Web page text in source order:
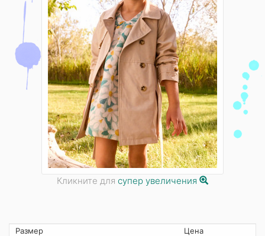
Кликните для супер увеличения
Размер Цена